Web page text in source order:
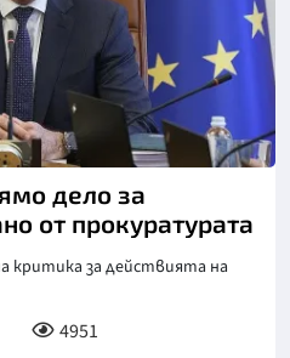
дело за
от прокуратурата
за действията на
4951